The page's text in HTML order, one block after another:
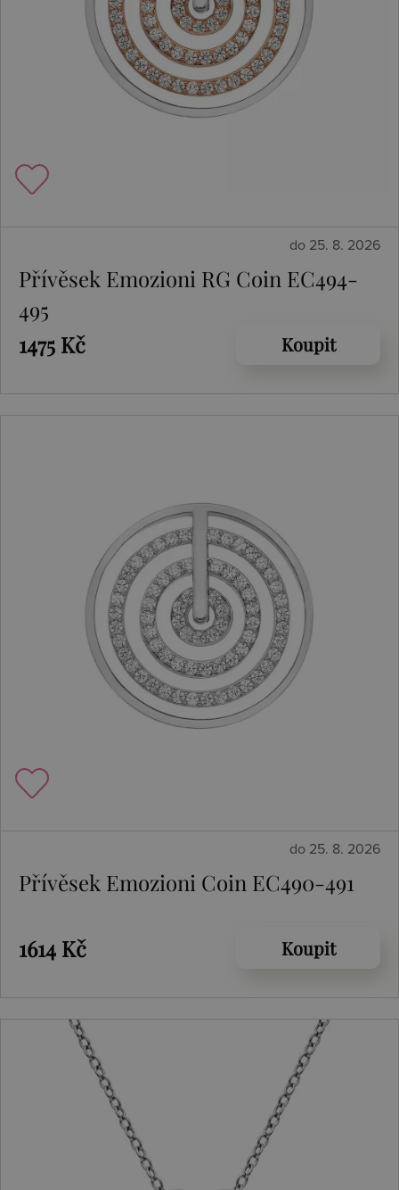
do 25. 8. 2026
Přívěsek Emozioni RG Coin EC494-
495
1475 Kč
Koupit
do 25. 8. 2026
Přívěsek Emozioni Coin EC490-491
1614 Kč Koupit